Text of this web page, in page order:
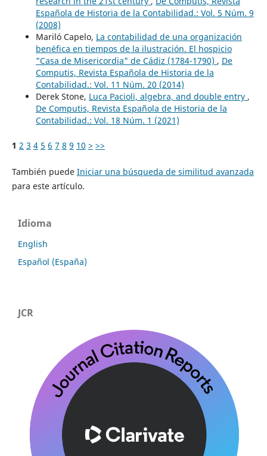
Española de Historia de la Contabilidad.: Vol. 5 Núm. 9
(2008)
Mariló Capelo, La contabilidad de una organización
benéfica en tiempos de la ilustración. El hospicio
"Casa de Misericordia" de Cádiz (1784-1790) , De
Computis, Revista Española de Historia de la
Contabilidad.: Vol. 11 Núm. 20 (2014)
Derek Stone, Luca Pacioli, algebra, and double entry ,
De Computis, Revista Española de Historia de la
Contabilidad.: Vol. 18 Núm. 1 (2021)
1 2 3 4 5 6 7 8 9 10 > >>
También puede Iniciar una búsqueda de similitud avanzada
para este artículo.
Idioma
English
Español (España)
JCR